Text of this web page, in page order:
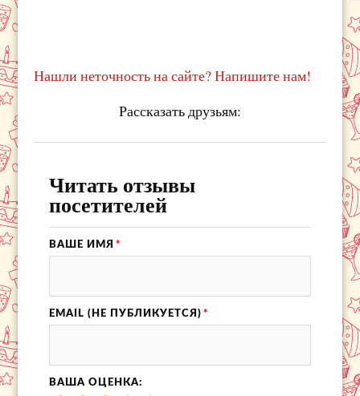
Нашли неточность на сайте? Напишите нам!
Рассказать друзьям:
Читать отзывы
посетителей
ВАШЕ ИМЯ *
EMAIL (НЕ ПУБЛИКУЕТСЯ) *
ВАША ОЦЕНКА: